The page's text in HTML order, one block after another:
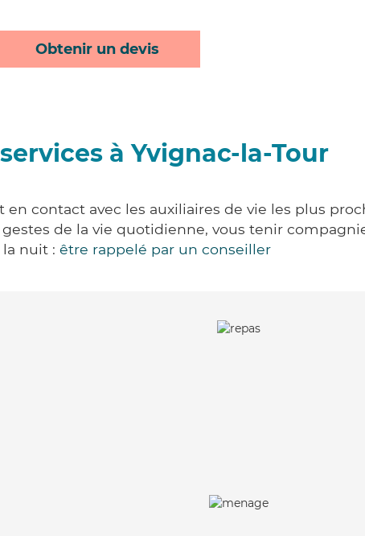
Obtenir un devis
à Yvignac-la-Tour
contact avec les auxiliaires de vie les plus
de la vie quotidienne, vous tenir
nuit : être rappelé par un conseiller